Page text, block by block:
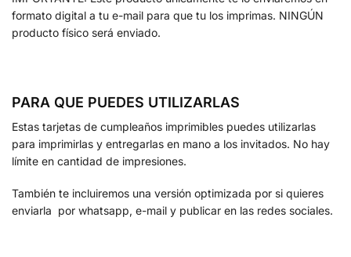
formato digital a tu e-mail para que tu los imprimas. NINGÚN
producto físico será enviado.
PARA QUE PUEDES UTILIZARLAS
Estas tarjetas de cumpleaños imprimibles puedes utilizarlas
para imprimirlas y entregarlas en mano a los invitados. No hay
límite en cantidad de impresiones.
También te incluiremos una versión optimizada por si quieres
enviarla por whatsapp, e-mail y publicar en las redes sociales.